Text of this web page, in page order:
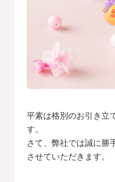
平素は格別のお引き立
す。
さて、弊社では誠に勝
させていただきます。